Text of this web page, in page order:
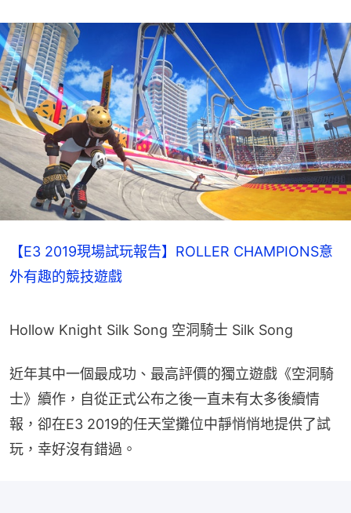
【E3 2019現場試玩報告】ROLLER CHAMPIONS意
外有趣的競技遊戲
Hollow Knight Silk Song 空洞騎士 Silk Song
近年其中一個最成功、最高評價的獨立遊戲《空洞騎
士》續作，自從正式公布之後一直未有太多後續情
報，卻在E3 2019的任天堂攤位中靜悄悄地提供了試
玩，幸好沒有錯過。